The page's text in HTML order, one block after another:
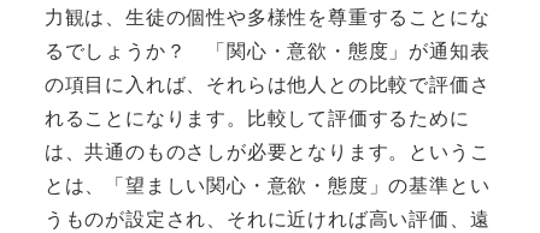
力観は、生徒の個性や多様性を尊重することにな
るでしょうか？ 「関心・意欲・態度」が通知表
の項目に入れば、それらは他人との比較で評価さ
れることになります。比較して評価するために
は、共通のものさしが必要となります。というこ
とは、「望ましい関心・意欲・態度」の基準とい
うものが設定され、それに近ければ高い評価、遠